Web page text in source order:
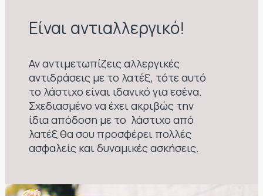
Είναι αντιαλλεργικό!
Αν αντιμετωπίζεις αλλεργικές
αντιδράσεις με το λατέξ, τότε αυτό
το λάστιχο είναι ιδανικό για εσένα.
Σχεδιασμένο να έχει ακριβώς την
ίδια απόδοση με το λάστιχο από
λατέξ θα σου προσφέρει πολλές
ασφαλείς και δυναμικές ασκήσεις.